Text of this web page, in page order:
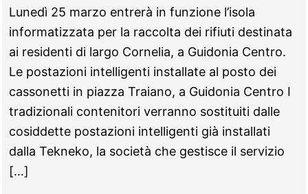
Lunedì 25 marzo entrerà in funzione l’isola
informatizzata per la raccolta dei rifiuti destinata
ai residenti di largo Cornelia, a Guidonia Centro.
Le postazioni intelligenti installate al posto dei
cassonetti in piazza Traiano, a Guidonia Centro I
tradizionali contenitori verranno sostituiti dalle
cosiddette postazioni intelligenti già installati
dalla Tekneko, la società che gestisce il servizio
[…]